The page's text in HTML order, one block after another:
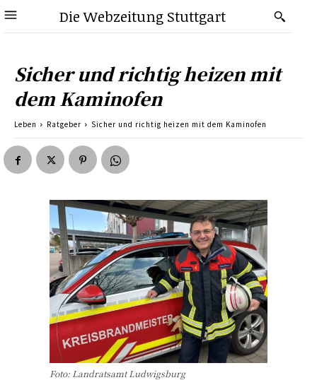
Die Webzeitung Stuttgart
Sicher und richtig heizen mit
dem Kaminofen
Leben Ratgeber Sicher und richtig heizen mit dem Kaminofen
Foto: Landratsamt Ludwigsburg